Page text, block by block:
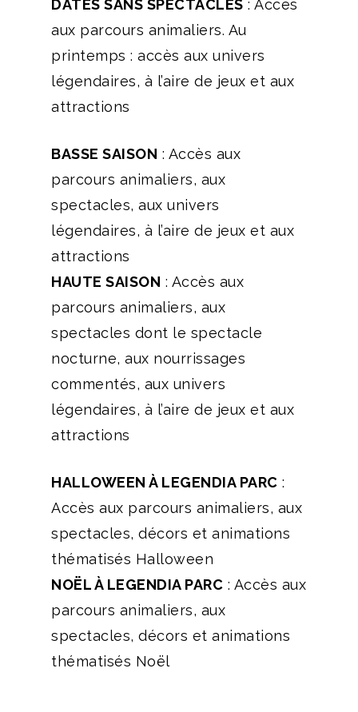
DATES SANS SPECTACLES : Accès
aux parcours animaliers. Au
printemps : accès aux univers
légendaires, à l’aire de jeux et aux
attractions
BASSE SAISON : Accès aux
parcours animaliers, aux
spectacles, aux univers
légendaires, à l’aire de jeux et aux
attractions
HAUTE SAISON : Accès aux
parcours animaliers, aux
spectacles dont le spectacle
nocturne, aux nourrissages
commentés, aux univers
légendaires, à l’aire de jeux et aux
attractions
HALLOWEEN À LEGENDIA PARC :
Accès aux parcours animaliers, aux
spectacles, décors et animations
thématisés Halloween
NOËL À LEGENDIA PARC : Accès aux
parcours animaliers, aux
spectacles, décors et animations
thématisés Noël